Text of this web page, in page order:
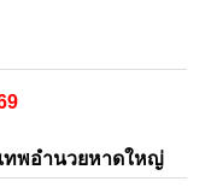
ทพอำนวยหาดใหญ่